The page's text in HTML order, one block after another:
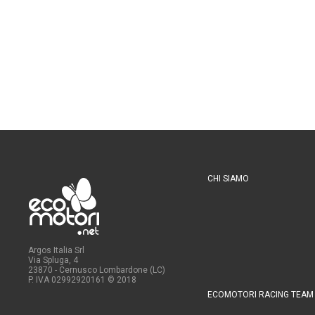
Argos Italia Srl
Via Spluga, 4
23870 - Cernusco Lombardone (LC)
P. IVA 02992920161 © 2018
CHI SIAMO
ECOMOTORI RACING TEAM